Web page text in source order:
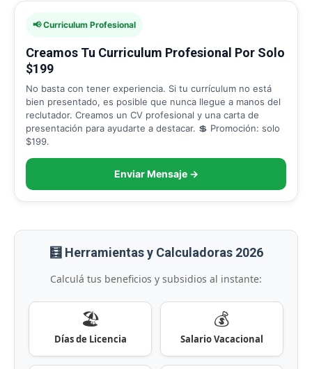
📢 Curriculum Profesional
Creamos Tu Curriculum Profesional Por Solo
$199
No basta con tener experiencia. Si tu currículum no está
bien presentado, es posible que nunca llegue a manos del
reclutador. Creamos un CV profesional y una carta de
presentación para ayudarte a destacar. 💲 Promoción: solo
$199.
Enviar Mensaje →
🧮 Herramientas y Calculadoras 2026
Calculá tus beneficios y subsidios al instante:
🏖️
Días de Licencia
💰
Salario Vacacional